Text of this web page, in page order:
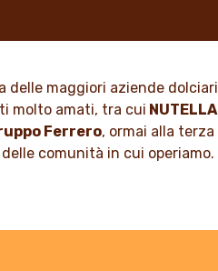
delle maggiori aziende
molto amati, tra cui NUTELLA
Ferrero, ormai alla
comunità in cui operiamo.